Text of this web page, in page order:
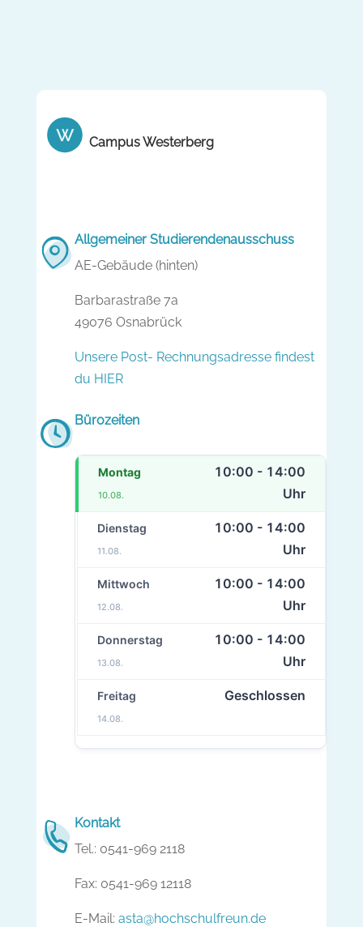
Campus Westerberg
Allgemeiner Studierendenausschuss
AE-Gebäude (hinten)
Barbarastraße 7a
49076 Osnabrück
Unsere Post- Rechnungsadresse findest
du HIER
Bürozeiten
Montag
10.08.
10:00 - 14:00
Uhr
Dienstag
11.08.
10:00 - 14:00
Uhr
Mittwoch
12.08.
10:00 - 14:00
Uhr
Donnerstag
13.08.
10:00 - 14:00
Uhr
Freitag
14.08.
Geschlossen
Kontakt
Tel.: 0541-969 2118
Fax: 0541-969 12118
E-Mail: asta@hochschulfreun.de